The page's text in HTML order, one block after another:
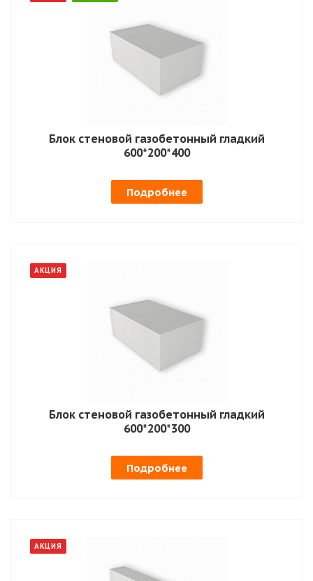
Блок стеновой газобетонный гладкий
600*200*400
Подробнее
АКЦИЯ
Блок стеновой газобетонный гладкий
600*200*300
Подробнее
АКЦИЯ